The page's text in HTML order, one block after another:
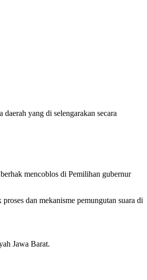
yang di selengarakan secara
mencoblos di Pemilihan gubernur
dan mekanisme pemungutan suara di
Jawa Barat.